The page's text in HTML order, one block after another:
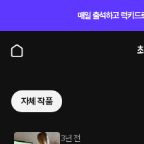
매일 출석하고 럭키드
자체 작품
3년 전